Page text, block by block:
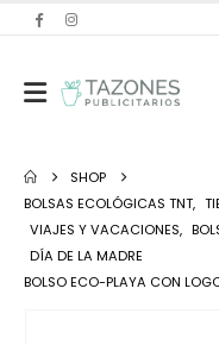
SHOP
BOLSAS ECOLÓGICAS TNT,
VIAJES Y VACACIONES,
DÍA DE LA MADRE
BOLSO ECO-PLAYA CON